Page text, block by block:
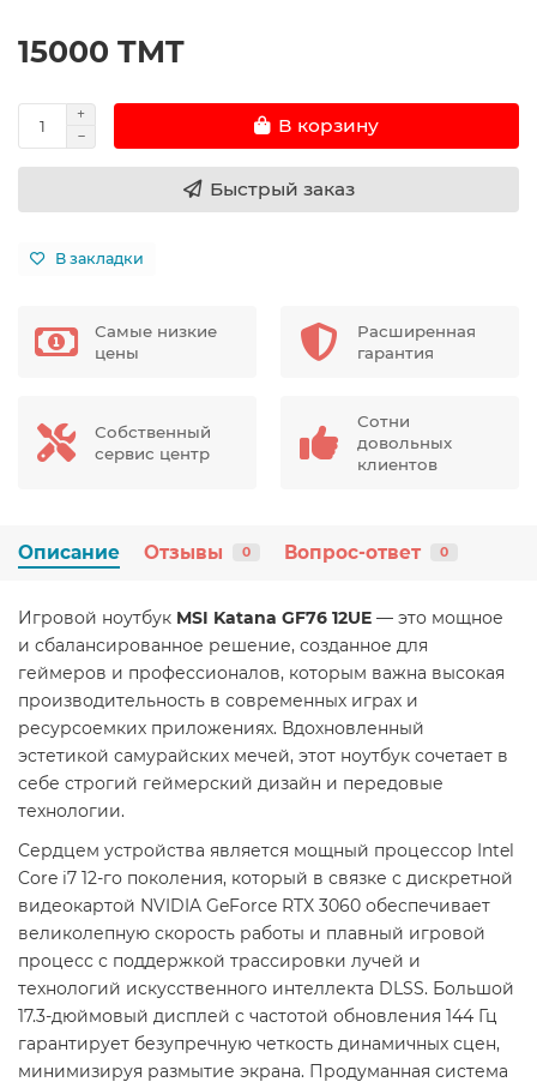
15000 TMT
В корзину
Быстрый заказ
В закладки
Самые низкие
цены
Расширенная
гарантия
Собственный
сервис центр
Сотни
довольных
клиентов
Описание Отзывы 0 Вопрос-ответ 0
Игровой ноутбук MSI Katana GF76 12UE — это мощное
и сбалансированное решение, созданное для
геймеров и профессионалов, которым важна высокая
производительность в современных играх и
ресурсоемких приложениях. Вдохновленный
эстетикой самурайских мечей, этот ноутбук сочетает в
себе строгий геймерский дизайн и передовые
технологии.
Сердцем устройства является мощный процессор Intel
Core i7 12-го поколения, который в связке с дискретной
видеокартой NVIDIA GeForce RTX 3060 обеспечивает
великолепную скорость работы и плавный игровой
процесс с поддержкой трассировки лучей и
технологий искусственного интеллекта DLSS. Большой
17.3-дюймовый дисплей с частотой обновления 144 Гц
гарантирует безупречную четкость динамичных сцен,
минимизируя размытие экрана. Продуманная система